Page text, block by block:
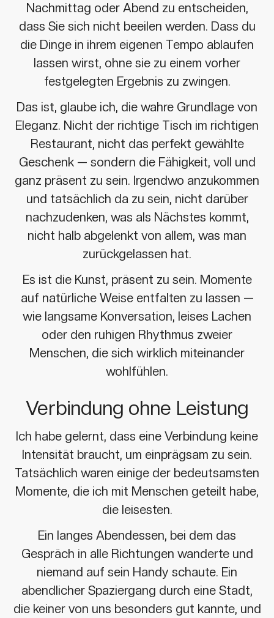
Nachmittag oder Abend zu entscheiden,
dass Sie sich nicht beeilen werden. Dass du
die Dinge in ihrem eigenen Tempo ablaufen
lassen wirst, ohne sie zu einem vorher
festgelegten Ergebnis zu zwingen.
Das ist, glaube ich, die wahre Grundlage von
Eleganz. Nicht der richtige Tisch im richtigen
Restaurant, nicht das perfekt gewählte
Geschenk — sondern die Fähigkeit, voll und
ganz präsent zu sein. Irgendwo anzukommen
und tatsächlich da zu sein, nicht darüber
nachzudenken, was als Nächstes kommt,
nicht halb abgelenkt von allem, was man
zurückgelassen hat.
Es ist die Kunst, präsent zu sein. Momente
auf natürliche Weise entfalten zu lassen —
wie langsame Konversation, leises Lachen
oder den ruhigen Rhythmus zweier
Menschen, die sich wirklich miteinander
wohlfühlen.
Verbindung ohne Leistung
Ich habe gelernt, dass eine Verbindung keine
Intensität braucht, um einprägsam zu sein.
Tatsächlich waren einige der bedeutsamsten
Momente, die ich mit Menschen geteilt habe,
die leisesten.
Ein langes Abendessen, bei dem das
Gespräch in alle Richtungen wanderte und
niemand auf sein Handy schaute. Ein
abendlicher Spaziergang durch eine Stadt,
die keiner von uns besonders gut kannte, und